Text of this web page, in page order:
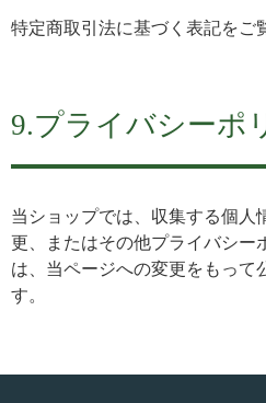
特定商取引法に基づく表記をご
9.プライバシーポ
当ショップでは、収集する個人
更、またはその他プライバシー
は、当ページへの変更をもって
す。